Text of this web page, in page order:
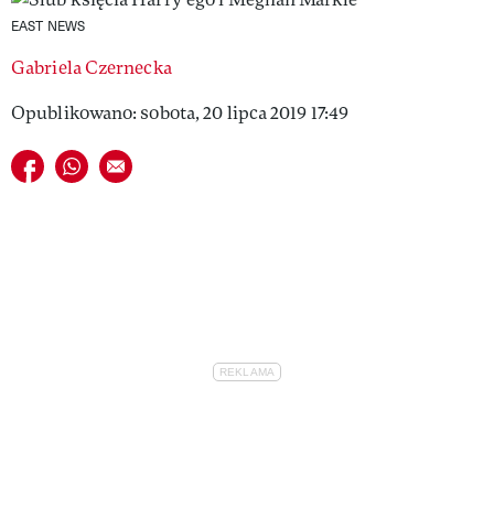
EAST NEWS
Gabriela Czernecka
Opublikowano: sobota, 20 lipca 2019 17:49
Udostępnij na facebook
Udostępnij na whatsapp
E-mail do przyjaciela